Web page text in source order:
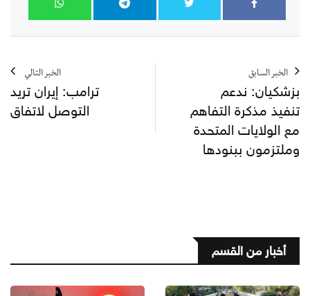
الخبر السابق
بزشكيان: ندعم
تنفيذ مذكرة التفاهم
مع الولايات المتحدة
وملتزمون ببنودها
الخبر التالي
ترامب: إيران تريد
التوصل لاتفاق
أخبار من القسم